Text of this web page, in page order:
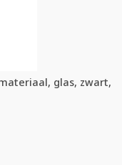
glas, zwart,